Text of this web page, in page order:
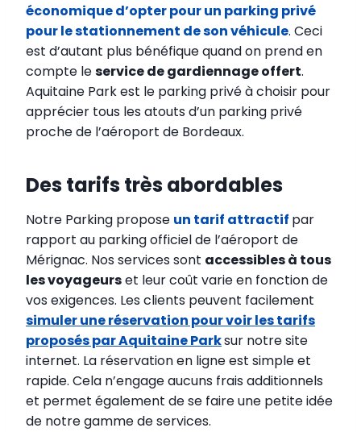
économique d’opter pour un parking privé
pour le stationnement de son véhicule. Ceci
est d’autant plus bénéfique quand on prend en
compte leservice de gardiennage offert.
Aquitaine Park est le parking privé à choisir pour
apprécier tous les atouts d’un parking privé
proche de l’aéroport de Bordeaux.
Des tarifs très abordables
Notre Parking propose un tarif attractif par
rapport au parking officiel de l’aéroport de
Mérignac. Nos services sont accessibles à tous
les voyageurset leur coût varie en fonction de
vos exigences. Les clients peuvent facilement
simuler une réservation pour voir les tarifs
proposés par Aquitaine Parksur notre site
internet. La réservation en ligne est simple et
rapide. Cela n’engage aucuns frais additionnels
et permet également de se faire une petite idée
de notre gamme de services.